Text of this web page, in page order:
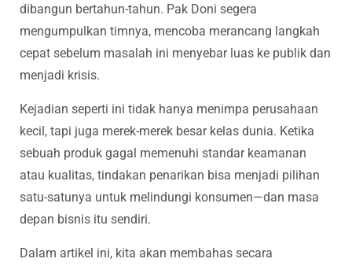
dibangun bertahun-tahun. Pak Doni segera
mengumpulkan timnya, mencoba merancang langkah
cepat sebelum masalah ini menyebar luas ke publik dan
menjadi krisis.
Kejadian seperti ini tidak hanya menimpa perusahaan
kecil, tapi juga merek-merek besar kelas dunia. Ketika
sebuah produk gagal memenuhi standar keamanan
atau kualitas, tindakan penarikan bisa menjadi pilihan
satu-satunya untuk melindungi konsumen—dan masa
depan bisnis itu sendiri.
Dalam artikel ini, kita akan membahas secara